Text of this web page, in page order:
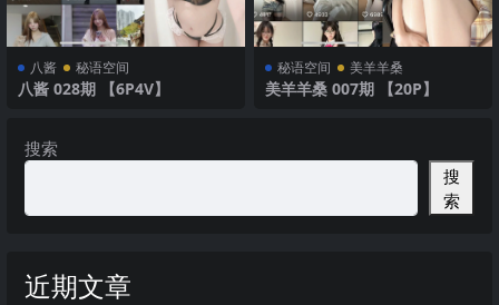
八酱 秘语空间
八酱 028期 【6P4V】
秘语空间 美羊羊桑
美羊羊桑 007期 【20P】
搜索
搜
索
近期文章